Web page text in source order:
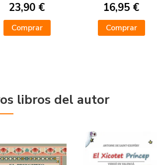
23,90 €
Comprar
16,95 €
Comprar
libros del autor